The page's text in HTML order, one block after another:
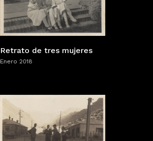
Retrato de tres mujeres
Enero 2018